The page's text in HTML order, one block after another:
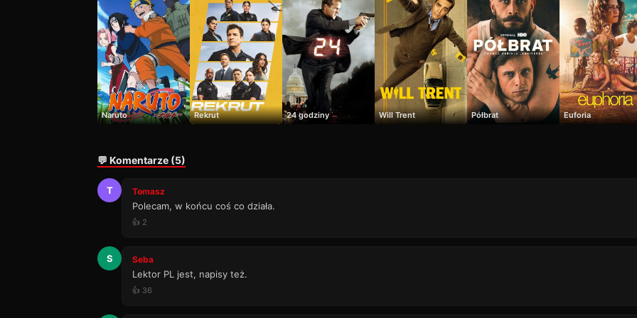
Naruto Rekrut 24 godziny Will Trent Półbrat Euforia
💬 Komentarze (5)
T Tomasz
Polecam, w końcu coś co działa.
👍 2
S Seba
Lektor PL jest, napisy też.
👍 36